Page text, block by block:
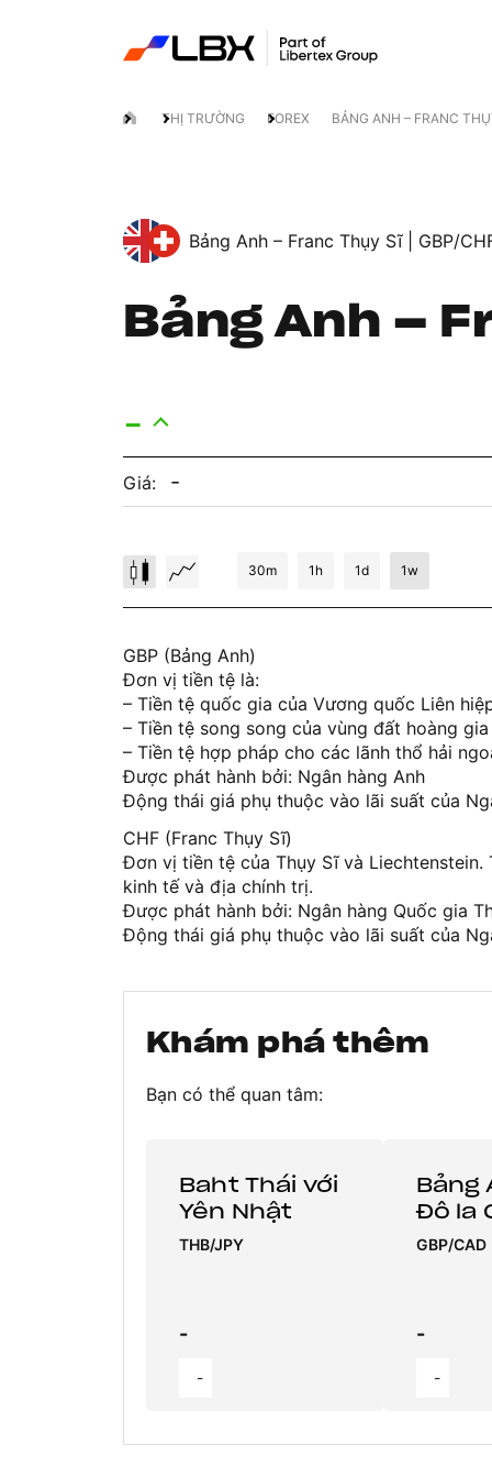
THỊ TRƯỜNG FOREX BẢNG ANH – FRANC
Bảng Anh – Franc Thụy Sĩ | GBP/
Bảng Anh –
-
Giá: -
30m 1h 1d 1w
GBP (Bảng Anh)
Đơn vị tiền tệ là:
– Tiền tệ quốc gia của Vương quốc Liên
– Tiền tệ song song của vùng đất hoàng
– Tiền tệ hợp pháp cho các lãnh thổ hải
Được phát hành bởi: Ngân hàng Anh
Động thái giá phụ thuộc vào lãi suất của
CHF (Franc Thụy Sĩ)
Đơn vị tiền tệ của Thụy Sĩ và
kinh tế và địa chính trị.
Được phát hành bởi: Ngân hàng Quốc gia
Động thái giá phụ thuộc vào lãi suất của
Khám phá thêm
Bạn có thể quan tâm:
Baht Thái với
Yên Nhật
THB/JPY
-
-
Bảng
Đô la
GBP/CAD
-
-